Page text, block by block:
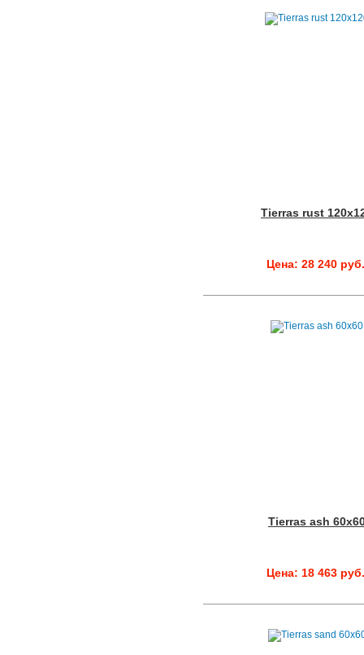
Tierras rust
Цена: 28 240 руб.
Tierras ash
Цена: 18 463 руб.